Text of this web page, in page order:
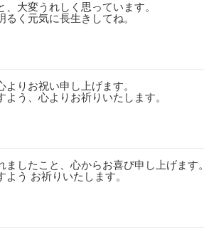
大変うれしく思っています。
く元気に長生きしてね。
りお祝い申し上げます。
う、心よりお祈りいたします。
したこと、心からお喜び申し上げます。
う お祈りいたします。